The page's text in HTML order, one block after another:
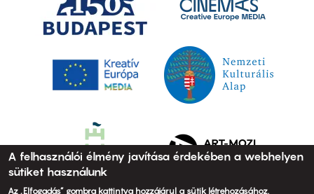
A felhasználói élmény javítása érdekében a webhelyen
sütiket használunk
Az „Elfogadás” gombra kattintva hozzájárul a sütik létrehozásához.